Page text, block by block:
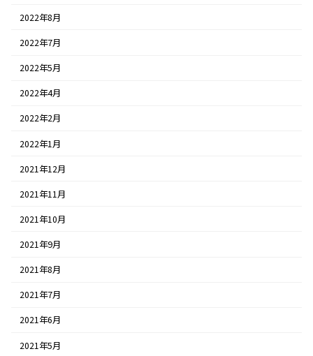
2022年8月
2022年7月
2022年5月
2022年4月
2022年2月
2022年1月
2021年12月
2021年11月
2021年10月
2021年9月
2021年8月
2021年7月
2021年6月
2021年5月